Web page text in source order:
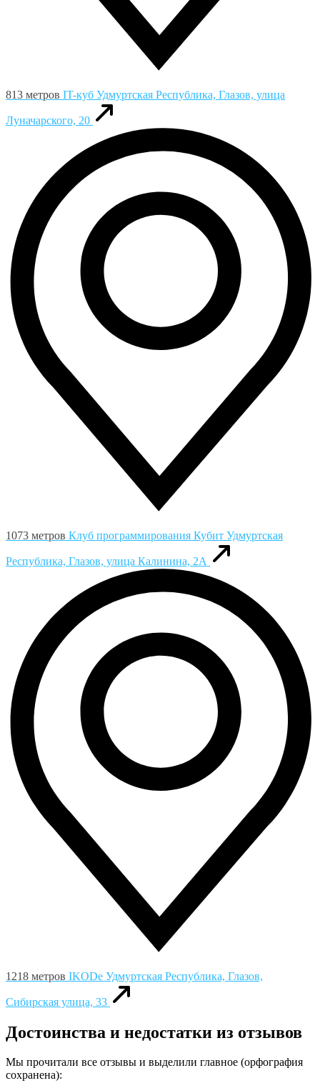
813 метров IT-куб Удмуртская Республика, Глазов, улица
Луначарского, 20
1073 метров Клуб программирования Кубит Удмуртская
Республика, Глазов, улица Калинина, 2А
1218 метров IKODe Удмуртская Республика, Глазов,
Сибирская улица, 33
Достоинства и недостатки из отзывов
Мы прочитали все отзывы и выделили главное (орфография
сохранена):